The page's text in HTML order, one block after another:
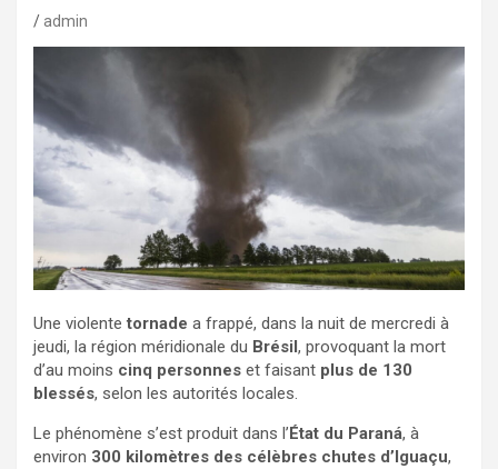
admin
Une violentetornade a frappé, dans la nuit de mercredi à
jeudi, la région méridionale du Brésil, provoquant la mort
d’au moins cinq personnes et faisant plus de 130
blessés, selon les autorités locales.
Le phénomène s’est produit dans l’État du Paraná, à
environ 300 kilomètres des célèbres chutes d’Iguaçu,